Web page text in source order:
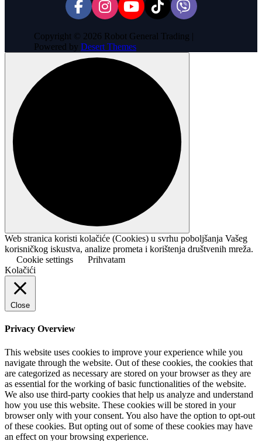
Copyright © 2026 Robot General Trading |
Powered by Desert Themes
Web stranica koristi kolačiće (Cookies) u svrhu poboljšanja Vašeg
korisničkog iskustva, analize prometa i korištenja društvenih mreža.
Cookie settings
Prihvatam
Kolačići
Close
Privacy Overview
This website uses cookies to improve your experience while you
navigate through the website. Out of these cookies, the cookies that
are categorized as necessary are stored on your browser as they are
as essential for the working of basic functionalities of the website.
We also use third-party cookies that help us analyze and understand
how you use this website. These cookies will be stored in your
browser only with your consent. You also have the option to opt-out
of these cookies. But opting out of some of these cookies may have
an effect on your browsing experience.